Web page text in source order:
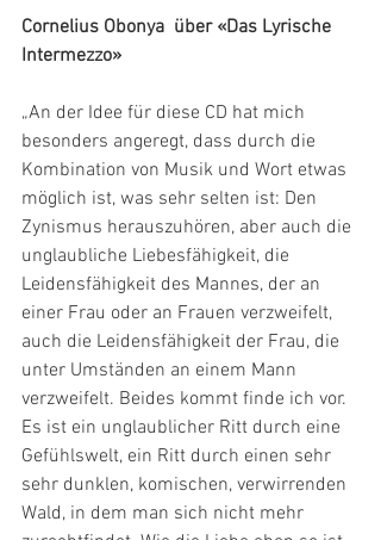
Cornelius Obonya  über «Das Lyrische
Intermezzo»
„An der Idee für diese CD hat mich
besonders angeregt, dass durch die
Kombination von Musik und Wort etwas
möglich ist, was sehr selten ist: Den
Zynismus herauszuhören, aber auch die
unglaubliche Liebesfähigkeit, die
Leidensfähigkeit des Mannes, der an
einer Frau oder an Frauen verzweifelt,
auch die Leidensfähigkeit der Frau, die
unter Umständen an einem Mann
verzweifelt. Beides kommt finde ich vor.
Es ist ein unglaublicher Ritt durch eine
Gefühlswelt, ein Ritt durch einen sehr
sehr dunklen, komischen, verwirrenden
Wald, in dem man sich nicht mehr